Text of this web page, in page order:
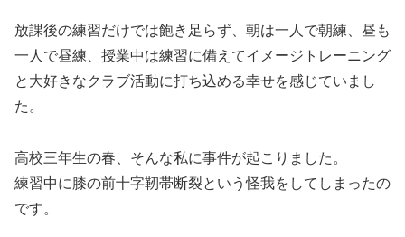
放課後の練習だけでは飽き足らず、朝は一人で朝練、昼も
一人で昼練、授業中は練習に備えてイメージトレーニング
と大好きなクラブ活動に打ち込める幸せを感じていまし
た。
高校三年生の春、そんな私に事件が起こりました。
練習中に膝の前十字靭帯断裂という怪我をしてしまったの
です。